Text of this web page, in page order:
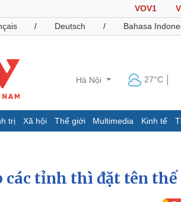
VOV1
/ Deutsch / Bahasa
Hà Nội 27°C
trị Xã hội Thế giới Multimedia Kinh tế
Dự báo thời tiết
Giáo dục
các tỉnh thì đặt tên thế